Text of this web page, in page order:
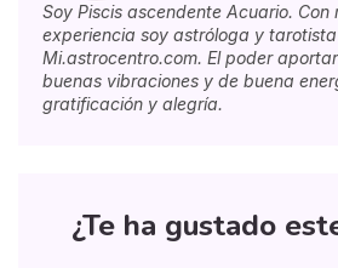
Soy Piscis ascendente Acuario.
experiencia soy astróloga y
Mi.astrocentro.com. El poder
buenas vibraciones y de buena
gratificación y alegría.
¿Te ha gustado